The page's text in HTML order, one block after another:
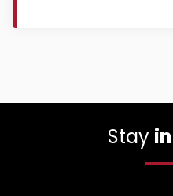
Stay